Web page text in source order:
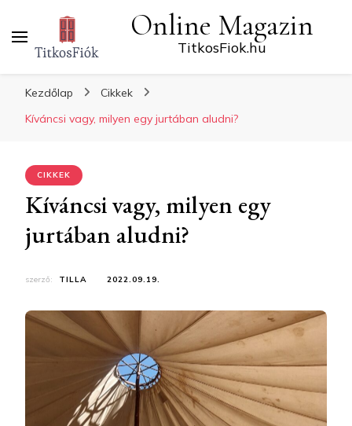
Online Magazin
TitkosFiok.hu
Kezdőlap
Cikkek
Kíváncsi vagy, milyen egy jurtában aludni?
CIKKEK
Kíváncsi vagy, milyen egy
jurtában aludni?
szerző: TILLA 2022.09.19.